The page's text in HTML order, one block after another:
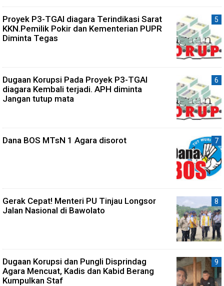
Proyek P3-TGAI diagara Terindikasi Sarat
KKN.Pemilik Pokir dan Kementerian PUPR
Diminta Tegas
Dugaan Korupsi Pada Proyek P3-TGAI
diagara Kembali terjadi. APH diminta
Jangan tutup mata
Dana BOS MTsN 1 Agara disorot
Gerak Cepat! Menteri PU Tinjau Longsor
Jalan Nasional di Bawolato
Dugaan Korupsi dan Pungli Disprindag
Agara Mencuat, Kadis dan Kabid Berang
Kumpulkan Staf